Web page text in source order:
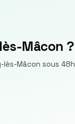
Mâcon ?
Mâcon sous